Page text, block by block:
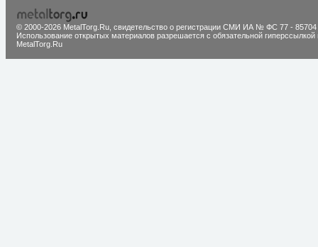
© 2000-2026 MetalTorg.Ru, cвидетельство о регистрации СМИ ИА № ФС 77 - 85704
Использование открытых материалов разрешается с обязательной гиперссылкой
MetalTorg.Ru